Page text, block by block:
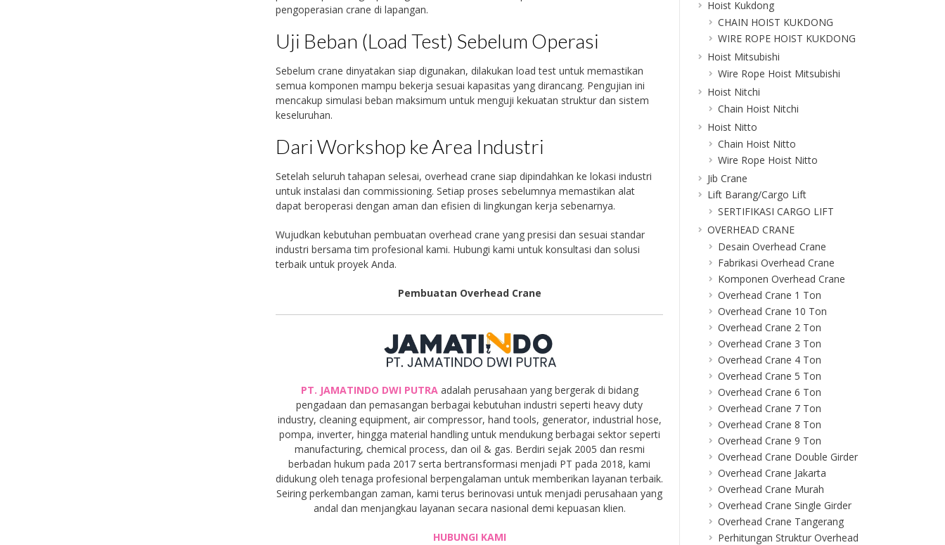
pengoperasian crane di lapangan.
Uji Beban (Load Test) Sebelum Operasi
Sebelum crane dinyatakan siap digunakan, dilakukan load test untuk memastikan
semua komponen mampu bekerja sesuai kapasitas yang dirancang. Pengujian ini
mencakup simulasi beban maksimum untuk menguji kekuatan struktur dan sistem
keseluruhan.
Dari Workshop ke Area Industri
Setelah seluruh tahapan selesai, overhead crane siap dipindahkan ke lokasi industri
untuk instalasi dan commissioning. Setiap proses sebelumnya memastikan alat
dapat beroperasi dengan aman dan efisien di lingkungan kerja sebenarnya.
Wujudkan kebutuhan pembuatan overhead crane yang presisi dan sesuai standar
industri bersama tim profesional kami. Hubungi kami untuk konsultasi dan solusi
terbaik untuk proyek Anda.
Pembuatan Overhead Crane
PT. JAMATINDO DWI PUTRAadalah perusahaan yang bergerak di bidang
pengadaan dan pemasangan berbagai kebutuhan industri seperti heavy duty
industry, cleaning equipment, air compressor, hand tools, generator, industrial hose,
pompa, inverter, hingga material handling untuk mendukung berbagai sektor seperti
manufacturing, chemical process, dan oil & gas. Berdiri sejak 2005 dan resmi
berbadan hukum pada 2017 serta bertransformasi menjadi PT pada 2018, kami
didukung oleh tenaga profesional berpengalaman untuk memberikan layanan terbaik.
Seiring perkembangan zaman, kami terus berinovasi untuk menjadi perusahaan yang
andal dan menjangkau layanan secara nasional demi kepuasan klien.
HUBUNGI KAMI
Hoist Kukdong
CHAIN HOIST KUKDONG
WIRE ROPE HOIST KUKDONG
Hoist Mitsubishi
Wire Rope Hoist Mitsubishi
Hoist Nitchi
Chain Hoist Nitchi
Hoist Nitto
Chain Hoist Nitto
Wire Rope Hoist Nitto
Jib Crane
Lift Barang/Cargo Lift
SERTIFIKASI CARGO LIFT
OVERHEAD CRANE
Desain Overhead Crane
Fabrikasi Overhead Crane
Komponen Overhead Crane
Overhead Crane 1 Ton
Overhead Crane 10 Ton
Overhead Crane 2 Ton
Overhead Crane 3 Ton
Overhead Crane 4 Ton
Overhead Crane 5 Ton
Overhead Crane 6 Ton
Overhead Crane 7 Ton
Overhead Crane 8 Ton
Overhead Crane 9 Ton
Overhead Crane Double Girder
Overhead Crane Jakarta
Overhead Crane Murah
Overhead Crane Single Girder
Overhead Crane Tangerang
Perhitungan Struktur Overhead